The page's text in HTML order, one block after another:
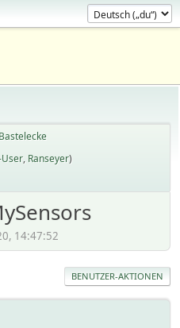
Bastelecke
, Ranseyer)
14:47:52
BENUTZER-AKTIONEN